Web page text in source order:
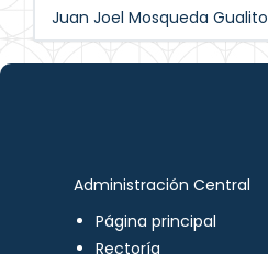
Juan Joel Mosqueda Gualito
Administración Central
Página principal
Rectoría